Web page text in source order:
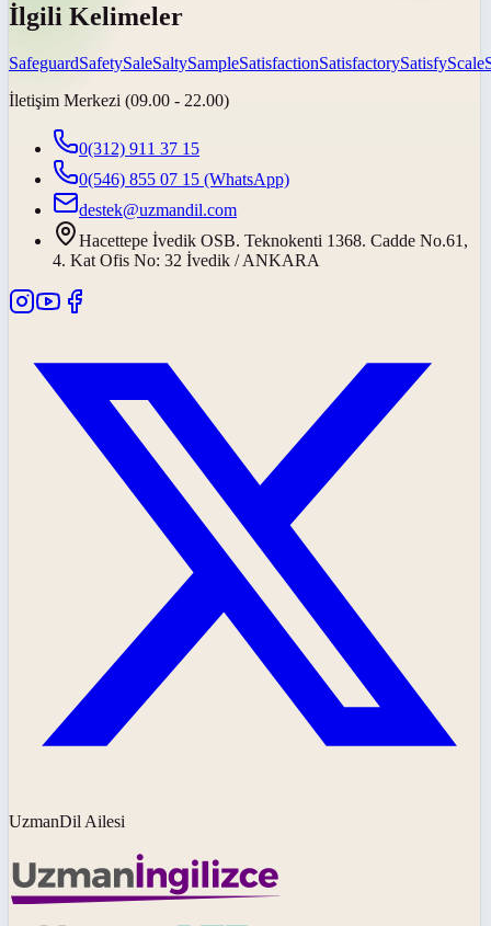
İlgili Kelimeler
SafeguardSafetySaleSaltySampleSatisfactionSatisfactorySatisfyScale
İletişim Merkezi (09.00 - 22.00)
0(312) 911 37 15
0(546) 855 07 15 (WhatsApp)
destek@uzmandil.com
Hacettepe İvedik OSB. Teknokenti 1368. Cadde No.61,
4. Kat Ofis No: 32 İvedik / ANKARA
UzmanDil Ailesi